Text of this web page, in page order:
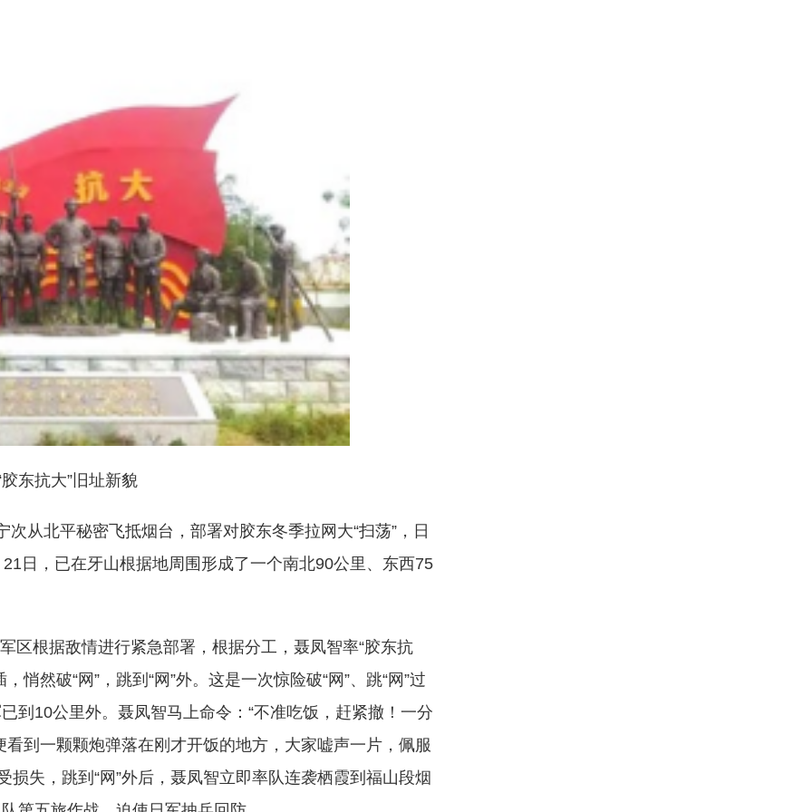
抗大”旧址新貌
北平秘密飞抵烟台，部署对胶东冬季拉网大“扫荡”，日
日，已在牙山根据地周围形成了一个南北90公里、东西75
根据敌情进行紧急部署，根据分工，聂凤智率“胶东抗
悄然破“网”，跳到“网”外。这是一次惊险破“网”、跳“网”过
到10公里外。聂凤智马上命令：“不准吃饭，赶紧撤！一分
到一颗颗炮弹落在刚才开饭的地方，大家嘘声一片，佩服
损失，跳到“网”外后，聂凤智立即率队连袭栖霞到福山段烟